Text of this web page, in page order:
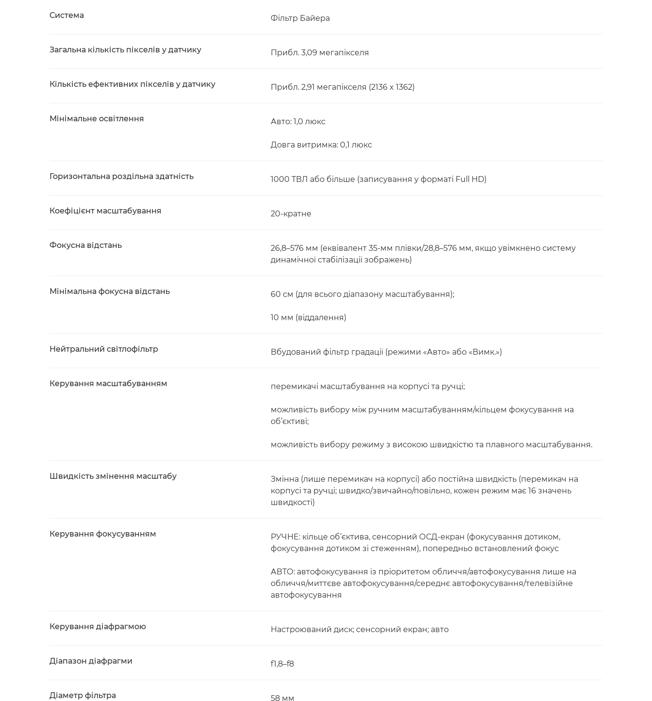
Система Фільтр Байера
Загальна кількість пікселів у датчику Прибл. 3,09 мегапікселя
Кількість ефективних пікселів у датчику Прибл. 2,91 мегапікселя (2136 x 1362)
Мінімальне освітлення Авто: 1,0 люкс
Довга витримка: 0,1 люкс
Горизонтальна роздільна здатність 1000 ТВЛ або більше (записування у форматі Full HD)
Коефіцієнт масштабування 20-кратне
Фокусна відстань
26,8–576 мм (еквівалент 35-мм плівки/28,8–576 мм, якщо увімкнено систему
динамічної стабілізації зображень)
Мінімальна фокусна відстань 60 см (для всього діапазону масштабування);
10 мм (віддалення)
Нейтральний світлофільтр Вбудований фільтр градації (режими «Авто» або «Вимк.»)
Керування масштабуванням перемикачі масштабування на корпусі та ручці;
можливість вибору між ручним масштабуванням/кільцем фокусування на
об’єктиві;
можливість вибору режиму з високою швидкістю та плавного масштабування.
Швидкість змінення масштабу
Змінна (лише перемикач на корпусі) або постійна швидкість (перемикач на
корпусі та ручці; швидко/звичайно/повільно, кожен режим має 16 значень
швидкості)
Керування фокусуванням
РУЧНЕ: кільце об’єктива, сенсорний ОСД-екран (фокусування дотиком,
фокусування дотиком зі стеженням), попередньо встановлений фокус
АВТО: автофокусування із пріоритетом обличчя/автофокусування лише на
обличчя/миттєве автофокусування/середнє автофокусування/телевізійне
автофокусування
Керування діафрагмою Настроюваний диск; сенсорний екран; авто
Діапазон діафрагми f1,8–f8
Діаметр фільтра 58 мм